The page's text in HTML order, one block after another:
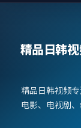
精品日韩
精品日韩视频
电影、电视剧